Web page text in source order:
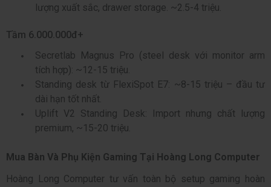
lượng xuất sắc, drawer storage. ~2.5-4 triệu.
Tầm 6.000.000đ+
Secretlab Magnus Pro (steel desk với monitor arm
tích hợp): ~12-15 triệu.
Standing desk từ FlexiSpot E7: ~8-15 triệu – đầu tư
dài hạn tốt nhất.
Uplift V2 Standing Desk: Import nhưng chất lượng
premium, ~15-20 triệu.
Mua Bàn Và Phụ Kiện Gaming Tại Hoàng Long Computer
Hoàng Long Computer tư vấn toàn bộ setup gaming hoàn